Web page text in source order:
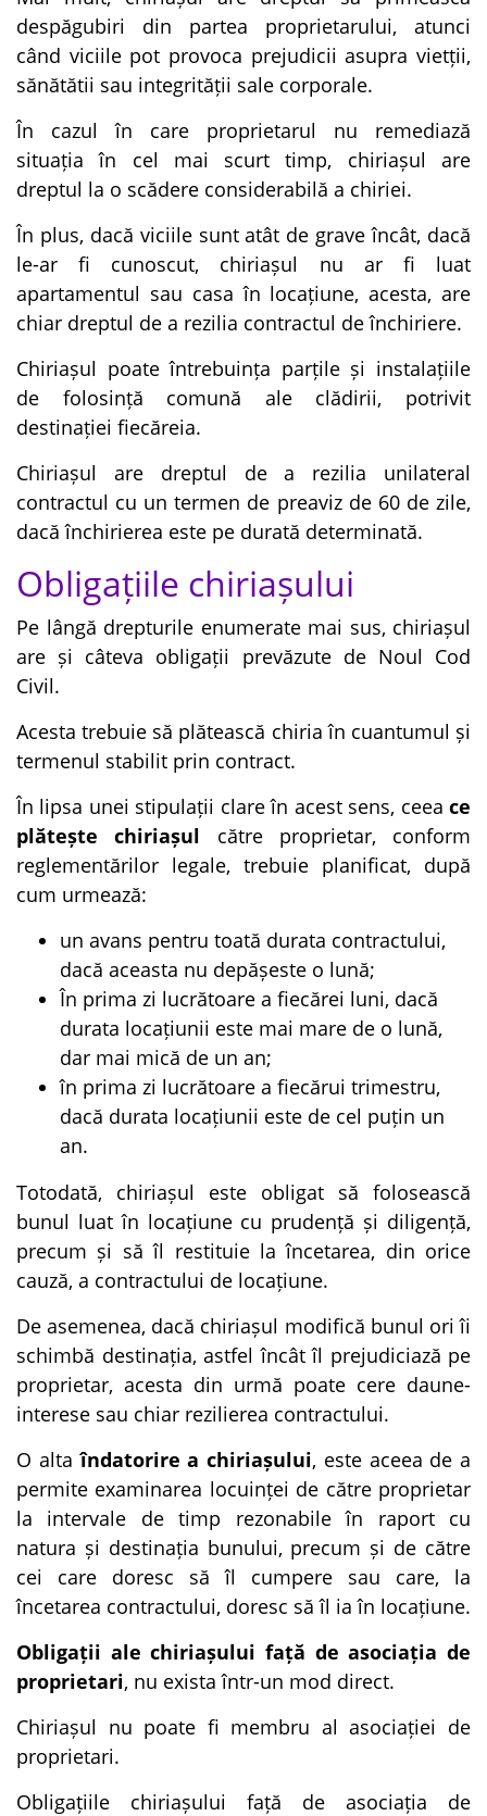
despăgubiri din partea proprietarului, atunci
când viciile pot provoca prejudicii asupra vietții,
sănătătii sau integrității sale corporale.
În cazul în care proprietarul nu remediază
situația în cel mai scurt timp, chiriașul are
dreptul la o scădere considerabilă a chiriei.
În plus, dacă viciile sunt atât de grave încât, dacă
le-ar fi cunoscut, chiriașul nu ar fi luat
apartamentul sau casa în locațiune, acesta, are
chiar dreptul de a rezilia contractul de închiriere.
Chiriașul poate întrebuința parțile și instalațiile
de folosință comună ale clădirii, potrivit
destinației fiecăreia.
Chiriașul are dreptul de a rezilia unilateral
contractul cu un termen de preaviz de 60 de zile,
dacă închirierea este pe durată determinată.
Obligațiile chiriașului
Pe lângă drepturile enumerate mai sus, chiriașul
are și câteva obligații prevăzute de Noul Cod
Civil.
Acesta trebuie să plătească chiria în cuantumul și
termenul stabilit prin contract.
În lipsa unei stipulații clare în acest sens, ceea ce
plătește chiriașul către proprietar, conform
reglementărilor legale, trebuie planificat, după
cum urmează:
un avans pentru toată durata contractului,
dacă aceasta nu depășeste o lună;
În prima zi lucrătoare a fiecărei luni, dacă
durata locațiunii este mai mare de o lună,
dar mai mică de un an;
în prima zi lucrătoare a fiecărui trimestru,
dacă durata locațiunii este de cel puțin un
an.
Totodată, chiriașul este obligat să folosească
bunul luat în locațiune cu prudență și diligență,
precum și să îl restituie la încetarea, din orice
cauză, a contractului de locațiune.
De asemenea, dacă chiriașul modifică bunul ori îi
schimbă destinația, astfel încât îl prejudiciază pe
proprietar, acesta din urmă poate cere daune-
interese sau chiar rezilierea contractului.
O altaîndatorire a chiriașului, este aceea de a
permite examinarea locuinței de către proprietar
la intervale de timp rezonabile în raport cu
natura și destinația bunului, precum și de către
cei care doresc să îl cumpere sau care, la
încetarea contractului, doresc să îl ia în locațiune.
Obligații ale chiriașului față de asociația de
proprietari, nu exista într-un mod direct.
Chiriașul nu poate fi membru al asociației de
proprietari.
Obligațiile chiriașului față de asociația de